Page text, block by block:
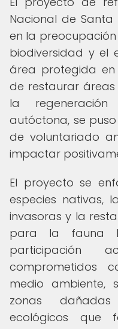
Nacional de Santa
en la
biodiversidad y el
área protegida en
de restaurar
la
autóctona, se
de voluntariado
impactar
El proyecto se
especies nativas,
invasoras y la
para la fauna
participación
comprometidos
medio ambiente,
zonas
ecológicos que